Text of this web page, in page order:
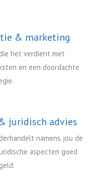
& marketing
het verdient met
en een doordachte
juridisch advies
namens jou de
aspecten goed